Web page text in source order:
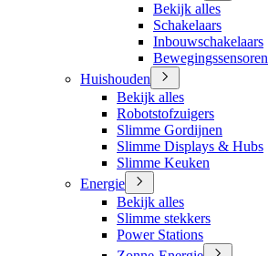
Bekijk alles
Schakelaars
Inbouwschakelaars
Bewegingssensoren
Huishouden
Bekijk alles
Robotstofzuigers
Slimme Gordijnen
Slimme Displays & Hubs
Slimme Keuken
Energie
Bekijk alles
Slimme stekkers
Power Stations